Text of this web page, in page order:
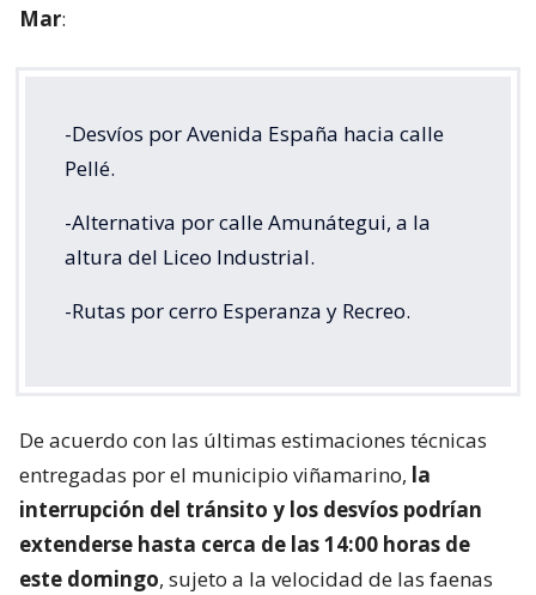
Mar:
-Desvíos por Avenida España hacia calle
Pellé.
-Alternativa por calle Amunátegui, a la
altura del Liceo Industrial.
-Rutas por cerro Esperanza y Recreo.
De acuerdo con las últimas estimaciones técnicas
entregadas por el municipio viñamarino, la
interrupción del tránsito y los desvíos podrían
extenderse hasta cerca de las 14:00 horas de
este domingo, sujeto a la velocidad de las faenas